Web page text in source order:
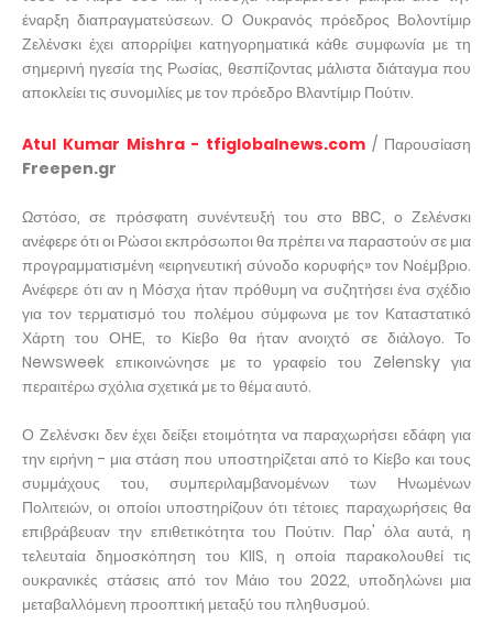
έναρξη διαπραγματεύσεων. Ο Ουκρανός πρόεδρος Βολοντίμιρ
Ζελένσκι έχει απορρίψει κατηγορηματικά κάθε συμφωνία με τη
σημερινή ηγεσία της Ρωσίας, θεσπίζοντας μάλιστα διάταγμα που
αποκλείει τις συνομιλίες με τον πρόεδρο Βλαντίμιρ Πούτιν.
Atul Kumar Mishra - tfiglobalnews.com / Παρουσίαση
Freepen.gr
Ωστόσο, σε πρόσφατη συνέντευξή του στο BBC, ο Ζελένσκι
ανέφερε ότι οι Ρώσοι εκπρόσωποι θα πρέπει να παραστούν σε μια
προγραμματισμένη «ειρηνευτική σύνοδο κορυφής» τον Νοέμβριο.
Ανέφερε ότι αν η Μόσχα ήταν πρόθυμη να συζητήσει ένα σχέδιο
για τον τερματισμό του πολέμου σύμφωνα με τον Καταστατικό
Χάρτη του ΟΗΕ, το Κίεβο θα ήταν ανοιχτό σε διάλογο. Το
Newsweek επικοινώνησε με το γραφείο του Zelensky για
περαιτέρω σχόλια σχετικά με το θέμα αυτό.
Ο Ζελένσκι δεν έχει δείξει ετοιμότητα να παραχωρήσει εδάφη για
την ειρήνη - μια στάση που υποστηρίζεται από το Κίεβο και τους
συμμάχους του, συμπεριλαμβανομένων των Ηνωμένων
Πολιτειών, οι οποίοι υποστηρίζουν ότι τέτοιες παραχωρήσεις θα
επιβράβευαν την επιθετικότητα του Πούτιν. Παρ' όλα αυτά, η
τελευταία δημοσκόπηση του KIIS, η οποία παρακολουθεί τις
ουκρανικές στάσεις από τον Μάιο του 2022, υποδηλώνει μια
μεταβαλλόμενη προοπτική μεταξύ του πληθυσμού.